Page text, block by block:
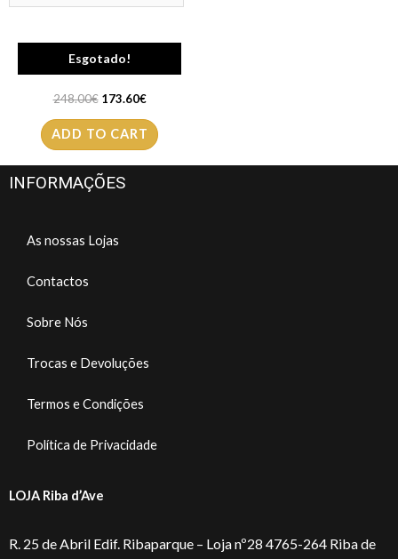
Esgotado!
Mala LOVE MOSCHINO
JC4277
248.00€ 173.60€
ADD TO CART
INFORMAÇÕES
As nossas Lojas
Contactos
Sobre Nós
Trocas e Devoluções
Termos e Condições
Política de Privacidade
LOJA Riba d’Ave
R. 25 de Abril Edif. Ribaparque – Loja nº28 4765-264 Riba de